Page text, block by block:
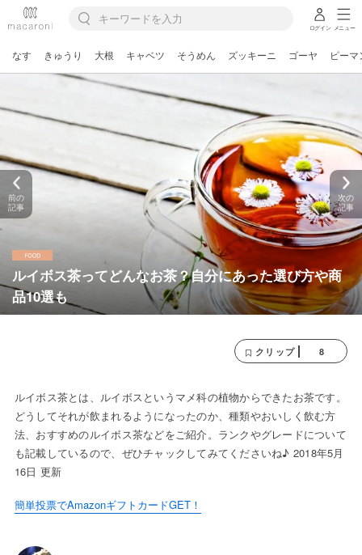
ログイン メニュー
なす きゅうり 大根 キャベツ そうめん ズッキーニ ゴーヤ ピーマ
ルイボス茶ってどんなお茶？自分にあった選び方や商
品10選も
前の
記事
次の
記事
クリップ 8
ルイボス茶とは、ルイボスというマメ科の植物からできたお茶です。
どうしてそれが飲まれるようになったのか、種類やおいしく飲む方
法、おすすめのルイボス茶などをご紹介。ランクやグレードについて
も記載しているので、ぜひチャックしてみてくださいね♪ 2018年5月
16日 更新
簡単投票でAmazonギフトカードGET！